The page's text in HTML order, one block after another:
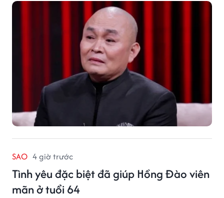
SAO 4 giờ trước
Tình yêu đặc biệt đã giúp Hồng Đào viên
mãn ở tuổi 64